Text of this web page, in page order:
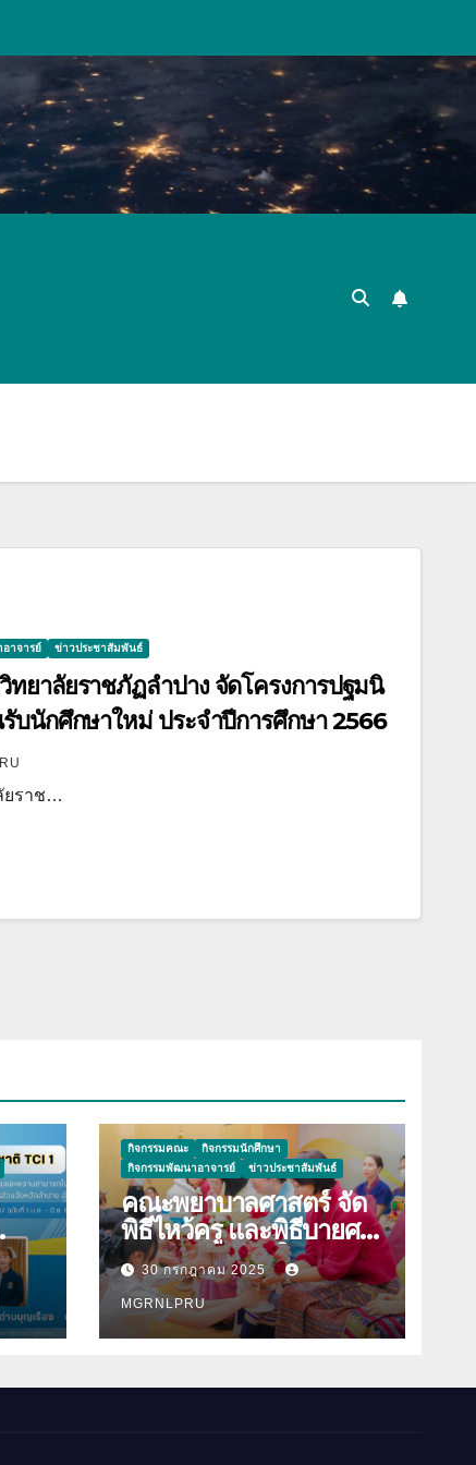
าจารย์ ข่าวประชาสัมพันธ์
ยาลัยราชภัฏลำปาง จัดโครงการปฐมนิ
บนักศึกษาใหม่ ประจำปีการศึกษา 2566
ยราช…
น
พ์
กิจกรรมคณะ
กิจกรรมนักศึกษา
กิจกรรมพัฒนาอาจารย์
ข่าวประชาสัมพันธ์
คณะพยาบาลศาสตร์ จัด
พิธีไหว้ครู และพิธีบายศรี
สู่ขวัญนักศึกษาใหม่
ประจำปีการศึกษา 2568
30 กรกฎาคม 2025
MGRNLPRU